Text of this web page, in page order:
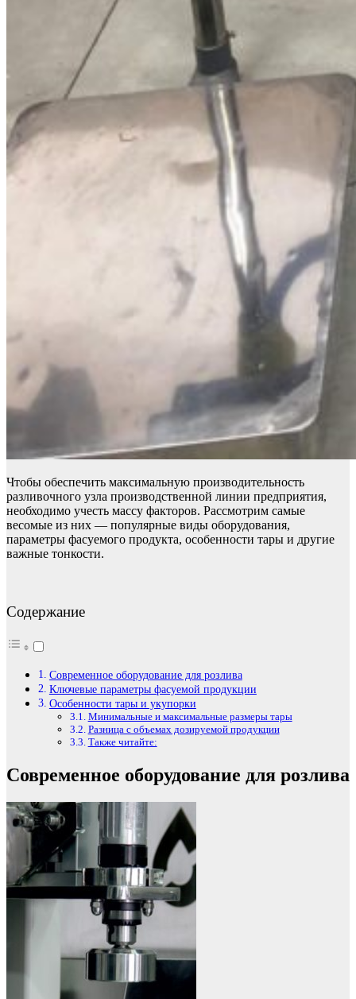
Чтобы обеспечить максимальную производительность
разливочного узла производственной линии предприятия,
необходимо учесть массу факторов. Рассмотрим самые
весомые из них — популярные виды оборудования,
параметры фасуемого продукта, особенности тары и другие
важные тонкости.
Содержание
Современное оборудование для розлива
Ключевые параметры фасуемой продукции
Особенности тары и укупорки
Минимальные и максимальные размеры тары
Разница с объемах дозируемой продукции
Также читайте:
Современное оборудование для розлива